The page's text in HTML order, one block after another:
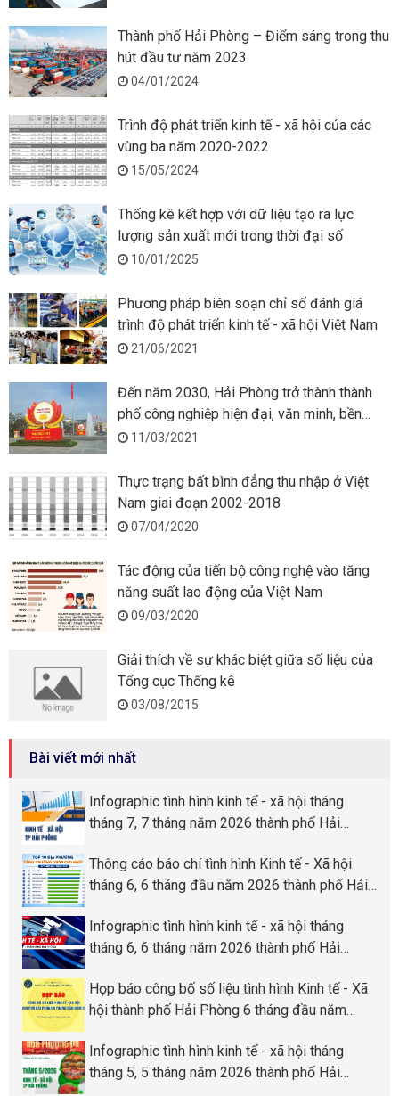
Thành phố Hải Phòng – Điểm sáng trong thu
hút đầu tư năm 2023
04/01/2024
Trình độ phát triển kinh tế - xã hội của các
vùng ba năm 2020-2022
15/05/2024
Thống kê kết hợp với dữ liệu tạo ra lực
lượng sản xuất mới trong thời đại số
10/01/2025
Phương pháp biên soạn chỉ số đánh giá
trình độ phát triển kinh tế - xã hội Việt Nam
21/06/2021
Đến năm 2030, Hải Phòng trở thành thành
phố công nghiệp hiện đại, văn minh, bền
vững11/03/2021
Thực trạng bất bình đẳng thu nhập ở Việt
Nam giai đoạn 2002-2018
07/04/2020
Tác động của tiến bộ công nghệ vào tăng
năng suất lao động của Việt Nam
09/03/2020
Giải thích về sự khác biệt giữa số liệu của
Tổng cục Thống kê
03/08/2015
Bài viết mới nhất
Infographic tình hình kinh tế - xã hội tháng
tháng 7, 7 tháng năm 2026 thành phố Hải
Thông cáo báo chí tình hình Kinh tế - Xã hội
tháng 6, 6 tháng đầu năm 2026 thành phố Hải
Infographic tình hình kinh tế - xã hội tháng
tháng 6, 6 tháng năm 2026 thành phố Hải
Họp báo công bố số liệu tình hình Kinh tế - Xã
hội thành phố Hải Phòng 6 tháng đầu năm
Infographic tình hình kinh tế - xã hội tháng
tháng 5, 5 tháng năm 2026 thành phố Hải